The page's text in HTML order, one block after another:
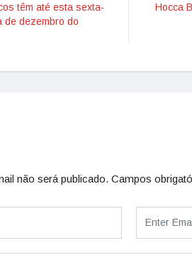
têm até esta sexta-
de dezembro do
Hocca
não será publicado. Campos